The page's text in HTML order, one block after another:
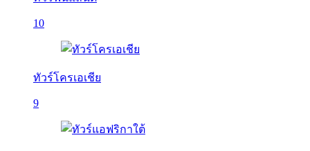
10
ทัวร์โครเอเชีย
9